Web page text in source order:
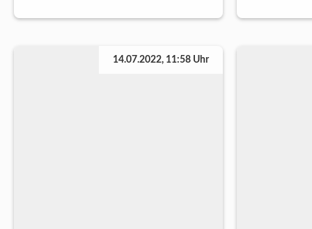
14.07.2022, 11:58 Uhr